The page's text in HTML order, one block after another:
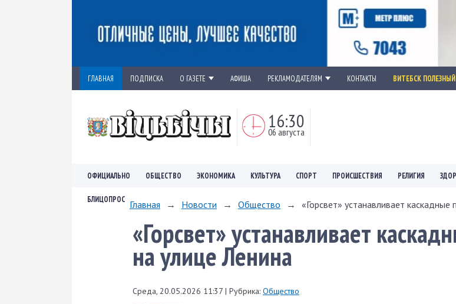
ГЛАВНАЯ ПОДПИСКА О ГАЗЕТЕ АФИША РЕКЛАМОДАТЕЛЯМ КОНТАКТЫ ВИТЕБСК ПОЛЕЗНЫЙ
16:30
06 августа
ОФИЦИАЛЬНО ОБЩЕСТВО ЭКОНОМИКА КУЛЬТУРА СПОРТ ПРОИСШЕСТВИЯ РЕЛИГИЯ
БЛИЦОПРОС Главная → Новости → Общество → «Горсвет» устанавливает каскадные
«Горсвет» устанавливает
на улице Ленина
Среда, 20.05.2026 11:37 | Рубрика: Общество